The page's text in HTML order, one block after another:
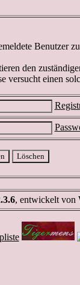
Benutzer
den
versucht einen
, entwickelt von